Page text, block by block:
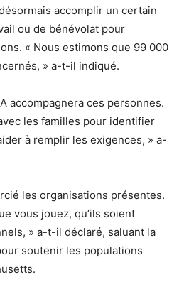
accomplir un certain
ou de bénévolat pour
« Nous estimons que 99 000
» a-t-il indiqué.
accompagnera ces personnes.
les familles pour identifier
à remplir les exigences, » a-
les organisations présentes.
vous jouez, qu’ils soient
» a-t-il déclaré, saluant la
soutenir les populations